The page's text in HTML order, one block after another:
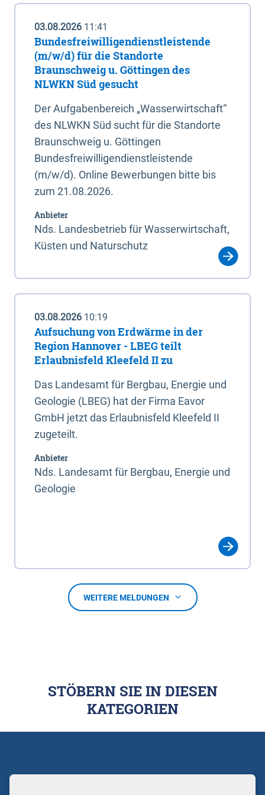
03.08.2026 11:41
Bundesfreiwilligendienstleistende
(m/w/d) für die Standorte
Braunschweig u. Göttingen des
NLWKN Süd gesucht
Der Aufgabenbereich „Wasserwirtschaft“
des NLWKN Süd sucht für die Standorte
Braunschweig u. Göttingen
Bundesfreiwilligendienstleistende
(m/w/d). Online Bewerbungen bitte bis
zum 21.08.2026.
Anbieter
Nds. Landesbetrieb für Wasserwirtschaft,
Küsten und Naturschutz
03.08.2026 10:19
Aufsuchung von Erdwärme in der
Region Hannover - LBEG teilt
Erlaubnisfeld Kleefeld II zu
Das Landesamt für Bergbau, Energie und
Geologie (LBEG) hat der Firma Eavor
GmbH jetzt das Erlaubnisfeld Kleefeld II
zugeteilt.
Anbieter
Nds. Landesamt für Bergbau, Energie und
Geologie
WEITERE MELDUNGEN
STÖBERN SIE IN DIESEN
KATEGORIEN